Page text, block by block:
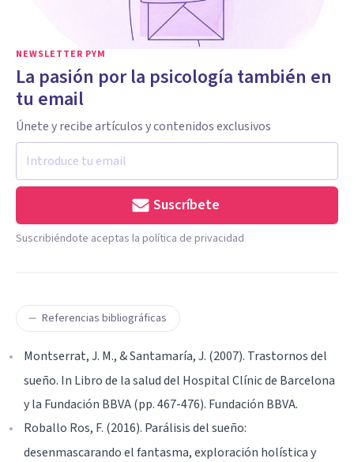
NEWSLETTER PYM
La pasión por la psicología también en
tu email
Únete y recibe artículos y contenidos exclusivos
Suscríbete
Suscribiéndote aceptas la política de privacidad
Referencias bibliográficas
Montserrat, J. M., & Santamaría, J. (2007). Trastornos del
sueño. In Libro de la salud del Hospital Clínic de Barcelona
y la Fundación BBVA (pp. 467-476). Fundación BBVA.
Roballo Ros, F. (2016). Parálisis del sueño:
desenmascarando el fantasma, exploración holística y